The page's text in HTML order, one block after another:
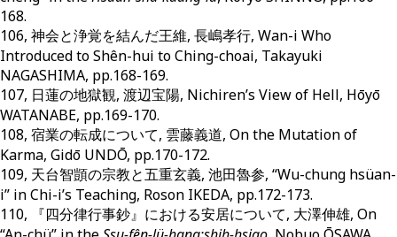
168.
106, 神会と浄覚を結んだ王維, 長嶋孝行, Wan-i Who
Introduced to Shên-hui to Ching-choai, Takayuki
NAGASHIMA, pp.168-169.
107, 日蓮の地獄観, 渡辺宝陽, Nichiren’s View of Hell, Hōyō
WATANABE, pp.169-170.
108, 宿業の転成について, 雲藤義道, On the Mutation of
Karma, Gidō UNDŌ, pp.170-172.
109, 天台智顗の宗教と五重玄義, 池田魯参, “Wu-chung hsüan-
i” in Chi-i’s Teaching, Roson IKEDA, pp.172-173.
110, 『四分律行事鈔』における安居について, 大澤伸雄, On